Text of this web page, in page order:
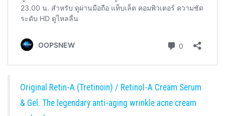
Original Retin-A (Tretinoin) / Retinol-A Cream Serum
& Gel. The legendary anti-aging wrinkle acne cream